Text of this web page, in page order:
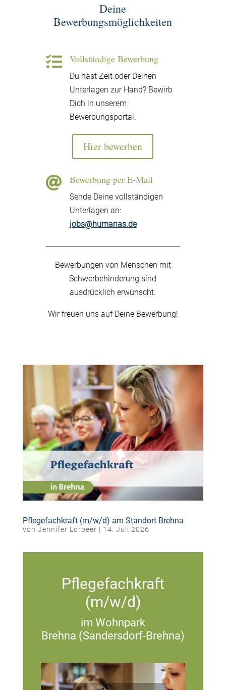
Deine
Bewerbungsmöglichkeiten
 Vollständige Bewerbung
Du hast Zeit oder Deinen
Unterlagen zur Hand? Bewirb
Dich in unserem
Bewerbungsportal.
Hier bewerben
 Bewerbung per E-Mail
Sende Deine vollständigen
Unterlagen an:
jobs@humanas.de
Bewerbungen von Menschen mit
Schwerbehinderung sind
ausdrücklich erwünscht.
Wir freuen uns auf Deine Bewerbung!
Pflegefachkraft (m/w/d) am Standort Brehna
von Jennifer Lorbeer | 14. Juli 2026
Pflegefachkraft
(m/w/d)
im Wohnpark
Brehna (Sandersdorf-Brehna)